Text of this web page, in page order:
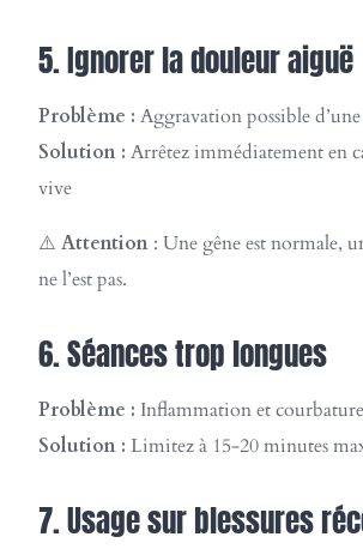
5. Ignorer la douleur aiguë
Problème : Aggravation possible d’une
Solution : Arrêtez immédiatement en
vive
⚠️ Attention : Une gêne est normale,
ne l’est pas.
6. Séances trop longues
Problème : Inflammation et
Solution : Limitez à 15-20 minutes
7. Usage sur blessures